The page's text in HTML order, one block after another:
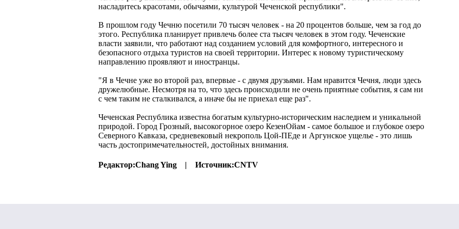
насладитесь красотами, обычаями, культурой Чеченской республики".
В прошлом году Чечню посетили 70 тысяч человек - на 20 процентов больше, чем за год до
этого. Республика планирует привлечь более ста тысяч человек в этом году. Чеченские
власти заявили, что работают над созданием условий для комфортного, интересного и
безопасного отдыха туристов на своей территории. Интерес к новому туристическому
направлению проявляют и иностранцы.
"Я в Чечне уже во второй раз, впервые - с двумя друзьями. Нам нравится Чечня, люди здесь
дружелюбные. Несмотря на то, что здесь происходили не очень приятные события, я сам ни
с чем таким не сталкивался, а иначе бы не приехал еще раз".
Чеченская Республика известна богатым культурно-историческим наследием и уникальной
природой. Город Грозный, высокогорное озеро КезенОйам - самое большое и глубокое озеро
Северного Кавказа, средневековый некрополь Цой-ПЕде и Аргунское ущелье - это лишь
часть достопримечательностей, достойных внимания.
Редактор:Chang Ying | Источник:CNTV